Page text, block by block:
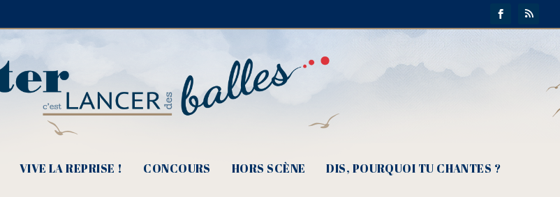
VIVE LA REPRISE ! CONCOURS HORS SCÈNE DIS, POURQUOI TU CHANTES ?